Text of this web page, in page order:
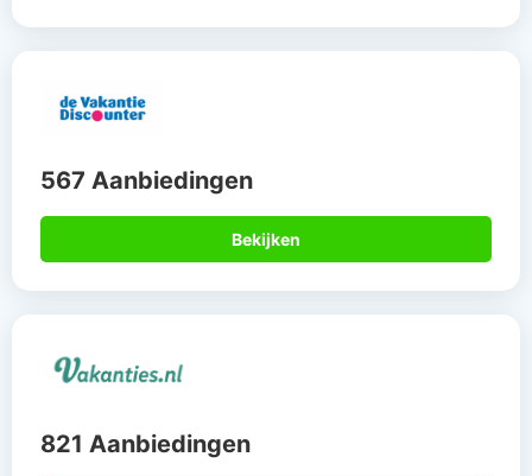
567 Aanbiedingen
Bekijken
821 Aanbiedingen